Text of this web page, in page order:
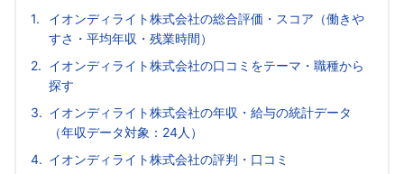
イオンディライト株式会社の総合評価・スコア（働きや
すさ・平均年収・残業時間）
イオンディライト株式会社の口コミをテーマ・職種から
探す
イオンディライト株式会社の年収・給与の統計データ
（年収データ対象：24人）
イオンディライト株式会社の評判・口コミ